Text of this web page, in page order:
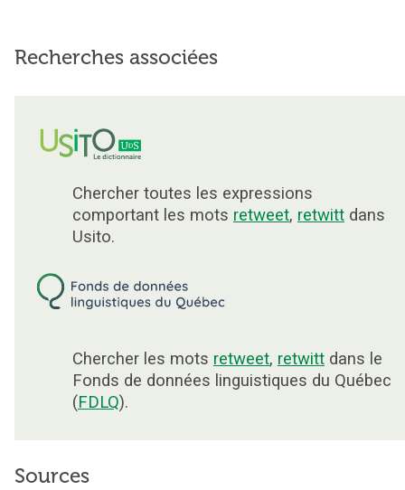
Recherches associées
Chercher toutes les expressions
comportant les mots retweet, retwitt dans
Usito.
Chercher les mots retweet, retwitt dans le
Fonds de données linguistiques du Québec
(FDLQ).
Sources